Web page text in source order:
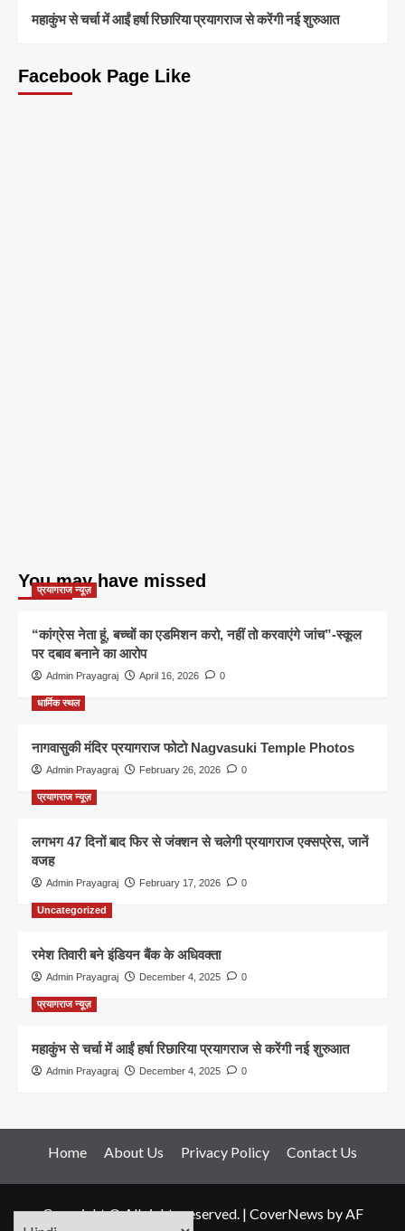
महाकुंभ से चर्चा में आईं हर्षा रिछारिया प्रयागराज से करेंगी नई शुरुआत
Facebook Page Like
You may have missed
प्रयागराज न्यूज़
“कांग्रेस नेता हूं, बच्चों का एडमिशन करो, नहीं तो करवाएंगे जांच”-स्कूल
पर दबाव बनाने का आरोप
Admin Prayagraj April 16, 2026 0
धार्मिक स्थल
नागवासुकी मंदिर प्रयागराज फोटो Nagvasuki Temple Photos
Admin Prayagraj February 26, 2026 0
प्रयागराज न्यूज़
लगभग 47 दिनों बाद फिर से जंक्शन से चलेगी प्रयागराज एक्सप्रेस, जानें
वजह
Admin Prayagraj February 17, 2026 0
Uncategorized
रमेश तिवारी बने इंडियन बैंक के अधिवक्ता
Admin Prayagraj December 4, 2025 0
प्रयागराज न्यूज़
महाकुंभ से चर्चा में आईं हर्षा रिछारिया प्रयागराज से करेंगी नई शुरुआत
Admin Prayagraj December 4, 2025 0
Home About Us Privacy Policy Contact Us
Copyright © All rights reserved. | CoverNews by AF